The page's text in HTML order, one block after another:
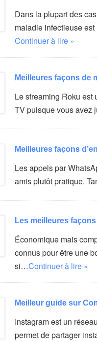
Dans la plupart des
maladie infectieuse
Continuer à lire »
Meilleures façons de
Le streaming Roku est
TV puisque vous avez
Meilleures façons
Les appels par
amis plutôt pratique.
Les meilleures
Économique mais
connus pour être une
si…Continuer à lire »
Meilleur guide sur
Instagram est un
permet de partager